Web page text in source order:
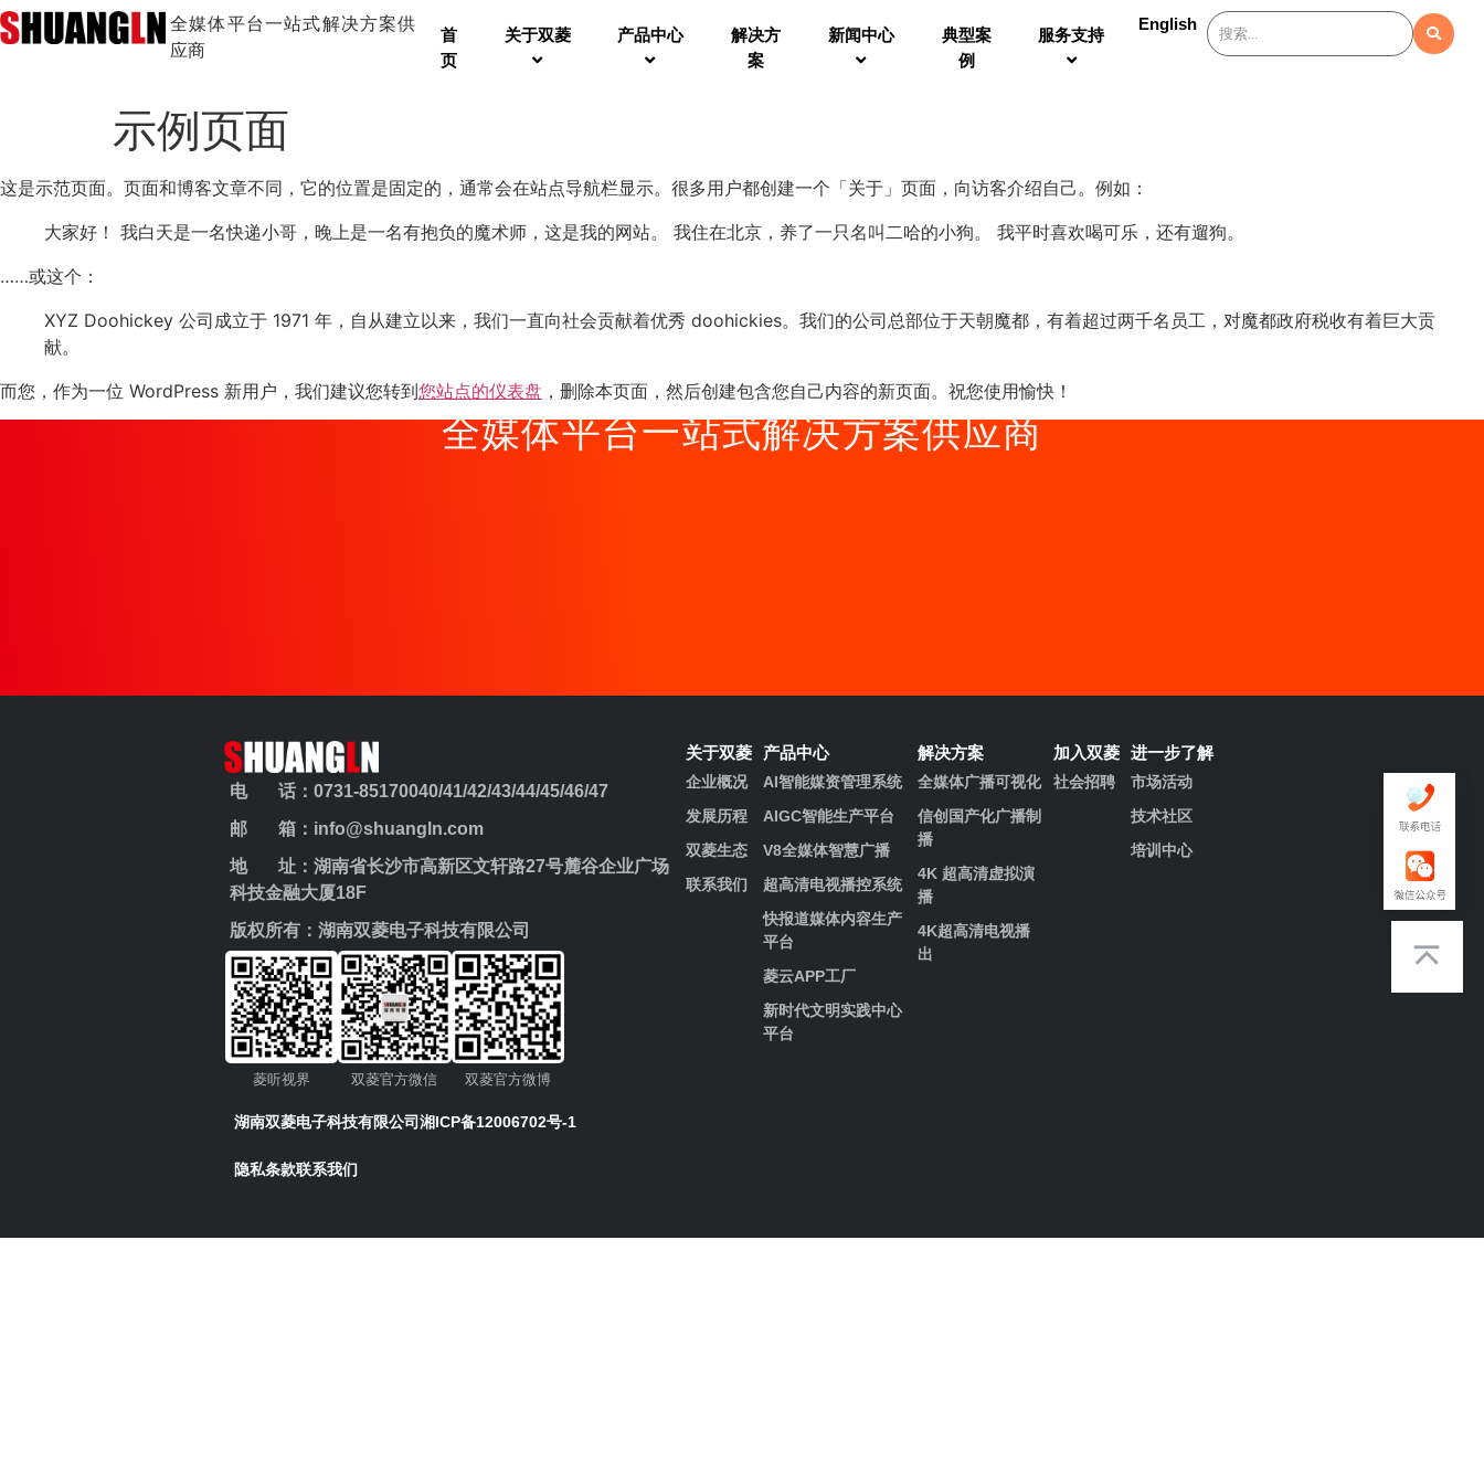
全媒体平台一站式解决方案供
应商
首
页
关于双菱 产品中心
解决方
案
新闻中心
典型案
例
服务支持
English
示例页面
这是示范页面。页面和博客文章不同，它的位置是固定的，通常会在站点导航栏显示。很多用户都创建一个「关于」页面，向访客介绍自己。例如：
大家好！ 我白天是一名快递小哥，晚上是一名有抱负的魔术师，这是我的网站。 我住在北京，养了一只名叫二哈的小狗。 我平时喜欢喝可乐，还有遛狗。
……或这个：
XYZ Doohickey 公司成立于 1971 年，自从建立以来，我们一直向社会贡献着优秀 doohickies。我们的公司总部位于天朝魔都，有着超过两千名员工，对魔都政府税收有着巨大贡
献。
而您，作为一位 WordPress 新用户，我们建议您转到您站点的仪表盘 ，删除本页面，然后创建包含您自己内容的新页面。祝您使用愉快！
全媒体平台一站式解决方案供应商
电 话：0731-85170040/41/42/43/44/45/46/47
邮 箱：info@shuangln.com
地 址：湖南省长沙市高新区文轩路27号麓谷企业广场
科技金融大厦18F
版权所有：湖南双菱电子科技有限公司
菱听视界 双菱官方微信 双菱官方微博
关于双菱
企业概况
发展历程​
双菱生态
联系我们
产品中心
AI智能媒资管理系统
AIGC智能生产平台
V8全媒体智慧广播
超高清电视播控系统
快报道媒体内容生产
平台
菱云APP工厂
新时代文明实践中心
平台
解决方案
全媒体广播可视化
信创国产化广播制
播
4K 超高清虚拟演
播
4K超高清电视播
出
加入双菱
社会招聘
进一步了解
市场活动
技术社区
培训中心
湖南双菱电子科技有限公司湘ICP备12006702号-1
隐私条款联系我们